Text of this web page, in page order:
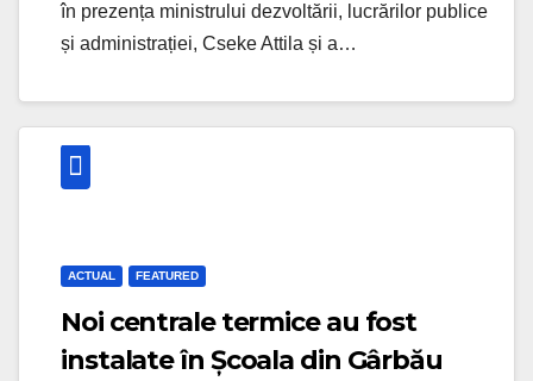
în prezența ministrului dezvoltării, lucrărilor publice
și administrației, Cseke Attila și a…
ACTUAL FEATURED
Noi centrale termice au fost
instalate în Școala din Gârbău